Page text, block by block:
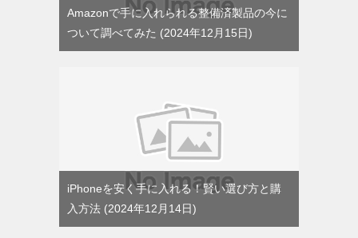
Amazonで手に入れられる整備済製品の今に
ついて調べてみた
2024年12月15日
iPhoneを安く手に入れる！賢い選び方と購
入方法
2024年12月14日